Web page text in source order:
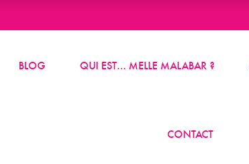
BLOG QUI EST… MELLE MALABAR ?
CONTACT